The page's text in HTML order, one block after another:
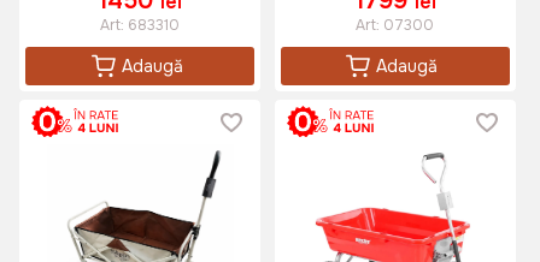
Art: 683310
Adaugă
Art: 07300
Adaugă